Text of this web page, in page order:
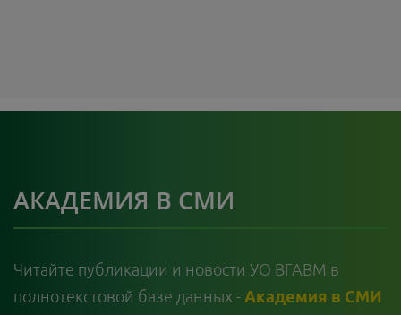
АКАДЕМИЯ В СМИ
Читайте публикации и новости УО ВГАВМ в
полнотекстовой базе данных - Академия в СМИ